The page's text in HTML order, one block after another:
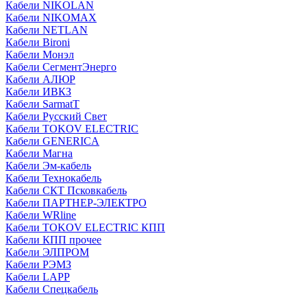
Кабели NIKOLAN
Кабели NIKOMAX
Кабели NETLAN
Кабели Bironi
Кабели Монэл
Кабели СегментЭнерго
Кабели АЛЮР
Кабели ИВКЗ
Кабели SarmatT
Кабели Русский Свет
Кабели TOKOV ELECTRIC
Кабели GENERICA
Кабели Магна
Кабели Эм-кабель
Кабели Технокабель
Кабели СКТ Псковкабель
Кабели ПАРТНЕР-ЭЛЕКТРО
Кабели WRline
Кабели TOKOV ELECTRIC КПП
Кабели КПП прочее
Кабели ЭЛПРОМ
Кабели РЭМЗ
Кабели LAPP
Кабели Спецкабель